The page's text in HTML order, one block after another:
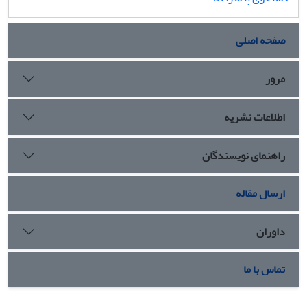
برداریِ نیروی انسانی وسایل، تجهیزات و شناسایی نقاط گلوگاهی
سیستم - که موجب کاهش کارایی و عملکرد آن می شود - اقدام
در نهایت با انجام آزمایشهای شبیه‌سازی و مقایسه و تحلیل نتایج
خروجی‌های به دست آمده از مدل AS-IS و مدلهای TO-BE
مشخص شد که یکی از سناریوهای پیشنهادی از میان راهکارهای
بهبود دهنده، مناسبترین عملکرد را داشته است .
صفحه اصلی
مرور
اطلاعات نشریه
راهنمای نویسندگان
ارسال مقاله
داوران
تماس با ما